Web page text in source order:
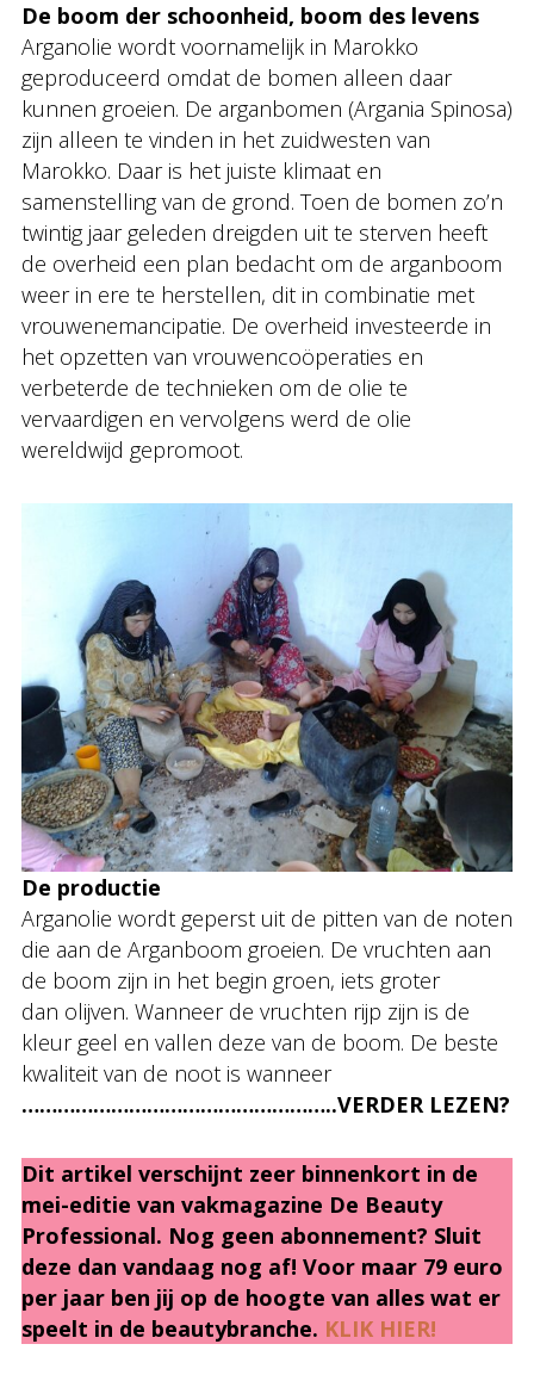
De boom der schoonheid, boom des levens
Arganolie wordt voornamelijk in Marokko
geproduceerd omdat de bomen alleen daar
kunnen groeien. De arganbomen (Argania Spinosa)
zijn alleen te vinden in het zuidwesten van
Marokko. Daar is het juiste klimaat en
samenstelling van de grond. Toen de bomen zo’n
twintig jaar geleden dreigden uit te sterven heeft
de overheid een plan bedacht om de arganboom
weer in ere te herstellen, dit in combinatie met
vrouwenemancipatie. De overheid investeerde in
het opzetten van vrouwencoöperaties en
verbeterde de technieken om de olie te
vervaardigen en vervolgens werd de olie
wereldwijd gepromoot.
De productie
Arganolie wordt geperst uit de pitten van de noten
die aan de Arganboom groeien. De vruchten aan
de boom zijn in het begin groen, iets groter
dan olijven. Wanneer de vruchten rijp zijn is de
kleur geel en vallen deze van de boom. De beste
kwaliteit van de noot is wanneer
……………………………………………..VERDER LEZEN?
Dit artikel verschijnt zeer binnenkort in de
mei-editie van vakmagazine De Beauty
Professional. Nog geen abonnement? Sluit
deze dan vandaag nog af! Voor maar 79 euro
per jaar ben jij op de hoogte van alles wat er
speelt in de beautybranche. KLIK HIER!